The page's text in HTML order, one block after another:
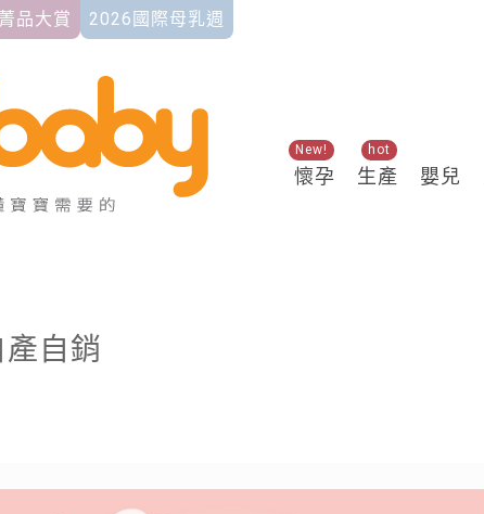
菁品大賞 2026國際母乳週
懷孕
New!
生產
hot
嬰兒
關鍵熱搜
自銷